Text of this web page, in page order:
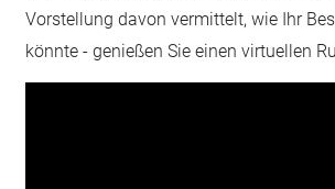
Vorstellung davon vermittelt, wie Ihr
könnte - genießen Sie einen virtuellen